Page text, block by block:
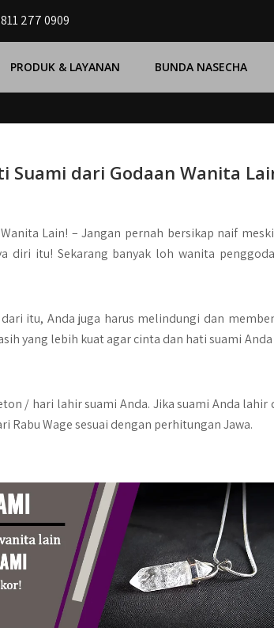
277 0909
PRODUK & LAYANAN BUNDA NASECHA
dari Godaan Wanita
Lain! –Jangan pernah bersikap naif
diri itu! Sekarang banyak loh wanita
itu, Anda juga harus melindungi dan
yang lebih kuat agar cinta dan hati suami
/ hari lahir suami Anda. Jika suami Anda lahir
Rabu Wage sesuai dengan perhitungan Jawa.